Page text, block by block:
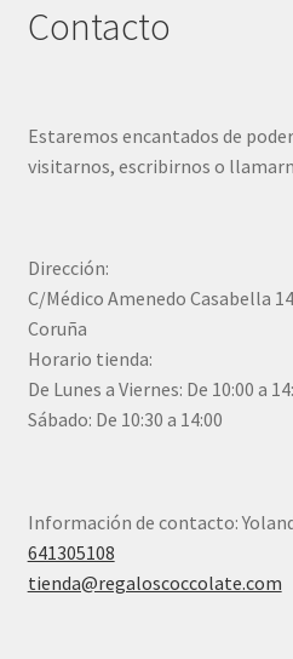
Contacto
Estaremos encantados de
visitarnos, escribirnos o
Dirección:
C/Médico Amenedo Casabella
Coruña
Horario tienda:
De Lunes a Viernes: De 10:00 a
Sábado: De 10:30 a 14:00
Información de contacto:
641305108
tienda@regaloscoccolate.com